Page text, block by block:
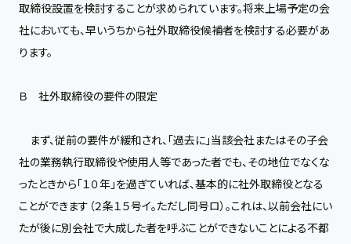
取締役設置を検討することが求められています。将来上場予定の会
社においても、早いうちから社外取締役候補者を検討する必要があ
ります。
Ｂ 社外取締役の要件の限定
まず、従前の要件が緩和され、「過去に」当該会社またはその子会
社の業務執行取締役や使用人等であった者でも、その地位でなくな
ったときから「１０年」を過ぎていれば、基本的に社外取締役となる
ことができます（２条１５号イ。ただし同号ロ）。これは、以前会社にい
たが後に別会社で大成した者を呼ぶことができないことによる不都